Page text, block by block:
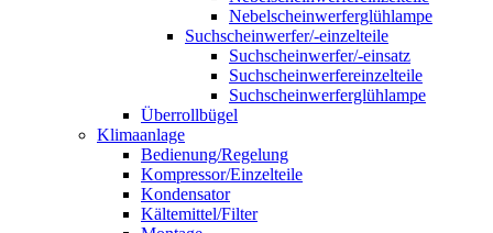
Nebelscheinwerferglühlampe
Suchscheinwerfer/-einzelteile
Suchscheinwerfer/-einsatz
Suchscheinwerfereinzelteile
Suchscheinwerferglühlampe
Überrollbügel
Klimaanlage
Bedienung/Regelung
Kompressor/Einzelteile
Kondensator
Kältemittel/Filter